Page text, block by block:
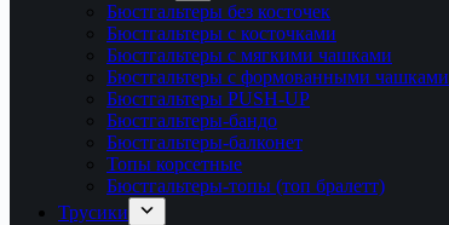
Бюстгальтеры без косточек
Бюстгальтеры с косточками
Бюстгальтеры с мягкими чашками
Бюстгальтеры с формованными чашками
Бюстгальтеры PUSH-UP
Бюстгальтеры-бандо
Бюстгальтеры-балконет
Топы корсетные
Бюстгальтеры-топы (топ бралетт)
Трусики